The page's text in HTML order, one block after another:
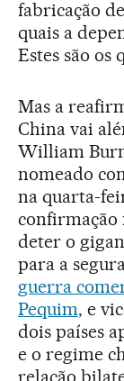
fabricação
quais a
Estes são os
Mas a
China vai
William
nomeado
na quarta-
confirmação
deter o
para a
guerra
Pequim, e
dois países
e o regime
relação